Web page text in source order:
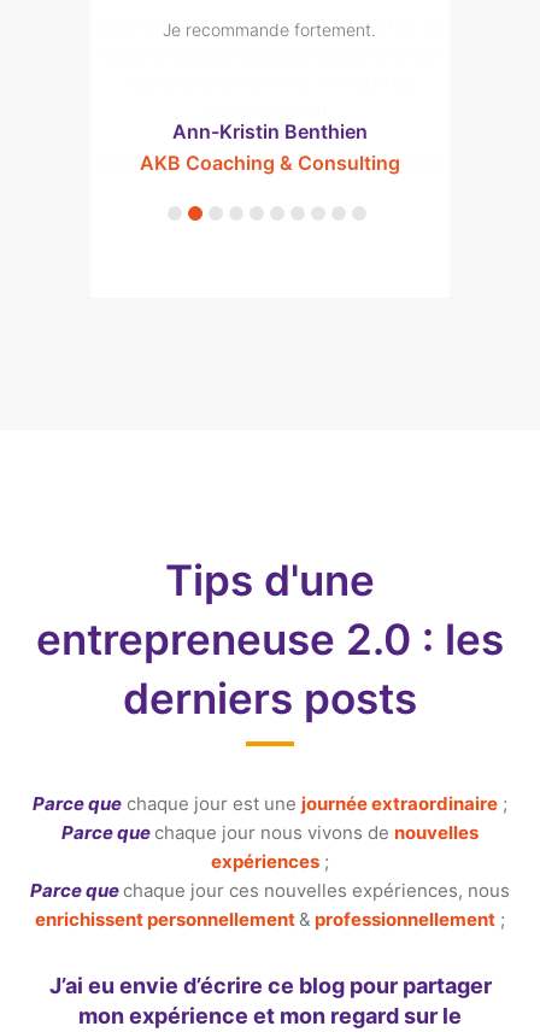
Je recommande fortement.
Ann-Kristin Benthien
AKB Coaching & Consulting
Tips d'une
entrepreneuse 2.0 : les
derniers posts
Parce que chaque jour est une journée extraordinaire ;
Parce quechaque jour nous vivons de nouvelles
expériences ;
Parce quechaque jour ces nouvelles expériences, nous
enrichissent personnellement & professionnellement ;
J’ai eu envie d’écrire ce blog pour partager
mon expérience et mon regard sur le